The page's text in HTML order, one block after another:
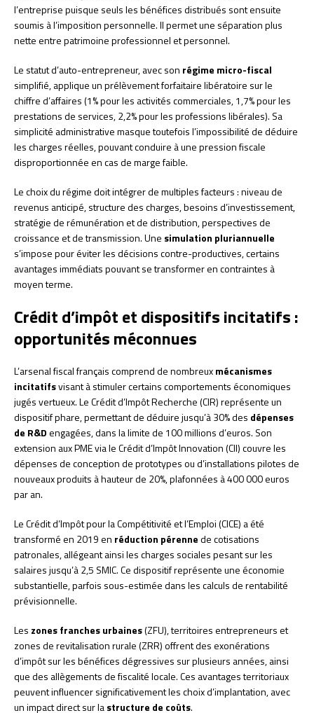
l’entreprise puisque seuls les bénéfices distribués sont ensuite
soumis à l’imposition personnelle. Il permet une séparation plus
nette entre patrimoine professionnel et personnel.
Le statut d’auto-entrepreneur, avec son régime micro-fiscal
simplifié, applique un prélèvement forfaitaire libératoire sur le
chiffre d’affaires (1% pour les activités commerciales, 1,7% pour les
prestations de services, 2,2% pour les professions libérales). Sa
simplicité administrative masque toutefois l’impossibilité de déduire
les charges réelles, pouvant conduire à une pression fiscale
disproportionnée en cas de marge faible.
Le choix du régime doit intégrer de multiples facteurs : niveau de
revenus anticipé, structure des charges, besoins d’investissement,
stratégie de rémunération et de distribution, perspectives de
croissance et de transmission. Une simulation pluriannuelle
s’impose pour éviter les décisions contre-productives, certains
avantages immédiats pouvant se transformer en contraintes à
moyen terme.
Crédit d’impôt et dispositifs incitatifs :
opportunités méconnues
L’arsenal fiscal français comprend de nombreuxmécanismes
incitatifsvisant à stimuler certains comportements économiques
jugés vertueux. Le Crédit d’Impôt Recherche (CIR) représente un
dispositif phare, permettant de déduire jusqu’à 30% des dépenses
de R&Dengagées, dans la limite de 100 millions d’euros. Son
extension aux PME via le Crédit d’Impôt Innovation (CII) couvre les
dépenses de conception de prototypes ou d’installations pilotes de
nouveaux produits à hauteur de 20%, plafonnées à 400 000 euros
par an.
Le Crédit d’Impôt pour la Compétitivité et l’Emploi (CICE) a été
transformé en 2019 en réduction pérennede cotisations
patronales, allégeant ainsi les charges sociales pesant sur les
salaires jusqu’à 2,5 SMIC. Ce dispositif représente une économie
substantielle, parfois sous-estimée dans les calculs de rentabilité
prévisionnelle.
Les zones franches urbaines(ZFU), territoires entrepreneurs et
zones de revitalisation rurale (ZRR) offrent des exonérations
d’impôt sur les bénéfices dégressives sur plusieurs années, ainsi
que des allègements de fiscalité locale. Ces avantages territoriaux
peuvent influencer significativement les choix d’implantation, avec
un impact direct sur lastructure de coûts.